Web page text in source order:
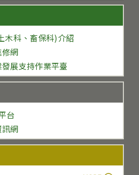
木科、畜保科)介紹
網
展支持作業平臺
台
網